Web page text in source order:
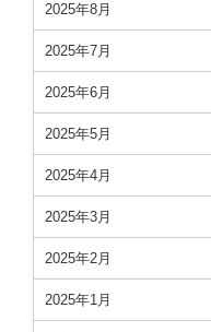
2025年8月
2025年7月
2025年6月
2025年5月
2025年4月
2025年3月
2025年2月
2025年1月